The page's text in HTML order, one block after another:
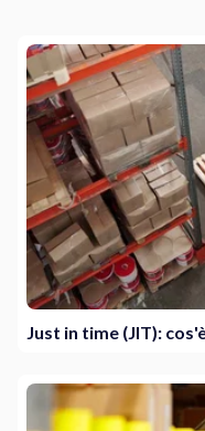
Just in time (JIT):